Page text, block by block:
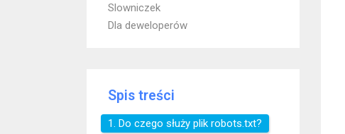
Slowniczek
Dla deweloperów
Spis treści
1. Do czego służy plik robots.txt?